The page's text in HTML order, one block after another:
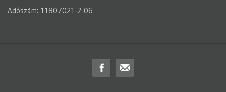
Adószám: 11807021-2-06